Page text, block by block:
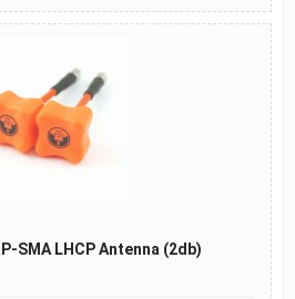
SMA LHCP Antenna (2db)